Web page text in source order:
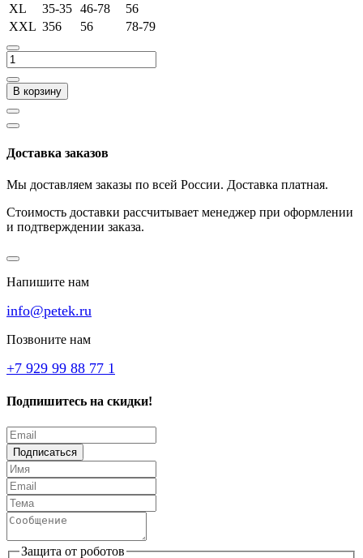
XL
35-35 46-78
56
XXL 356 56 78-79
В корзину
Доставка заказов
Мы доставляем заказы по всей России. Доставка платная.
Стоимость доставки рассчитывает менеджер при оформлении
и подтверждении заказа.
Напишите нам
info@petek.ru
Позвоните нам
+7 929 99 88 77 1
Подпишитесь на скидки!
Подписаться
Защита от роботов